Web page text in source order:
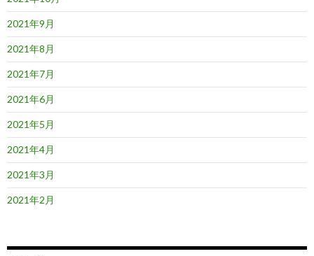
2021年9月
2021年8月
2021年7月
2021年6月
2021年5月
2021年4月
2021年3月
2021年2月